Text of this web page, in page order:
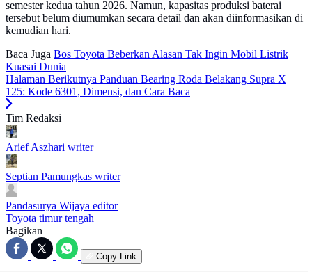
semester kedua tahun 2026. Namun, kapasitas produksi baterai
tersebut belum diumumkan secara detail dan akan diinformasikan di
kemudian hari.
Baca Juga Bos Toyota Beberkan Alasan Tak Ingin Mobil Listrik
Kuasai Dunia
Halaman Berikutnya Panduan Bearing Roda Belakang Supra X
125: Kode 6301, Dimensi, dan Cara Baca
Tim Redaksi
Arief Aszhari writer
Septian Pamungkas writer
Pandasurya Wijaya editor
Toyota timur tengah
Bagikan
Copy Link